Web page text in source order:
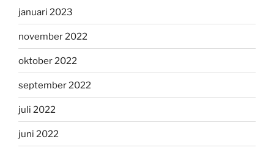
januari 2023
november 2022
oktober 2022
september 2022
juli 2022
juni 2022